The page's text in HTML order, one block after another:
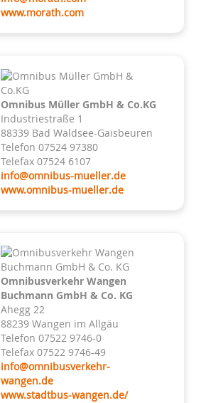
www.morath.com
Omnibus Müller GmbH & Co.KG
Industriestraße 1
88339 Bad Waldsee-Gaisbeuren
Telefon 07524 97380
Telefax 07524 6107
info@omnibus-mueller.de
www.omnibus-mueller.de
Omnibusverkehr Wangen
Buchmann GmbH & Co. KG
Ahegg 22
88239 Wangen im Allgäu
Telefon 07522 9746-0
Telefax 07522 9746-49
info@omnibusverkehr-
wangen.de
www.stadtbus-wangen.de/